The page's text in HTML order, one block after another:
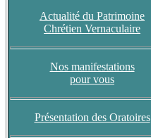
Actualité du Patrimoine
Chrétien Vernaculaire
Nos manifestations
pour vous
Présentation des Oratoires